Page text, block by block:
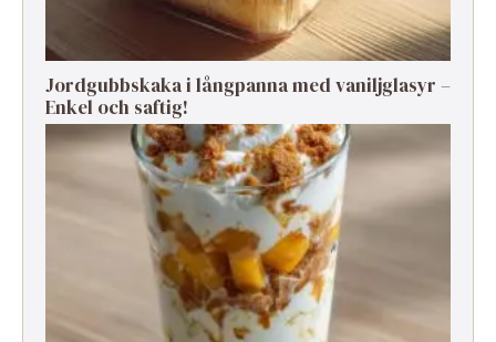
Jordgubbskaka i långpanna med vaniljglasyr –
Enkel och saftig!